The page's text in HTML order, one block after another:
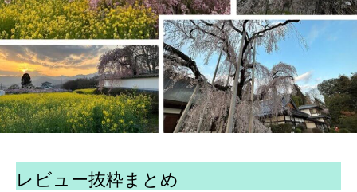
レビュー抜粋まとめ